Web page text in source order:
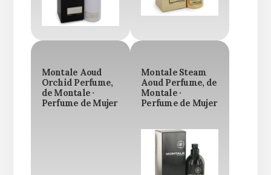
Montale Aoud
Orchid Perfume,
de Montale ·
Perfume de Mujer
Montale Steam
Aoud Perfume, de
Montale ·
Perfume de Mujer